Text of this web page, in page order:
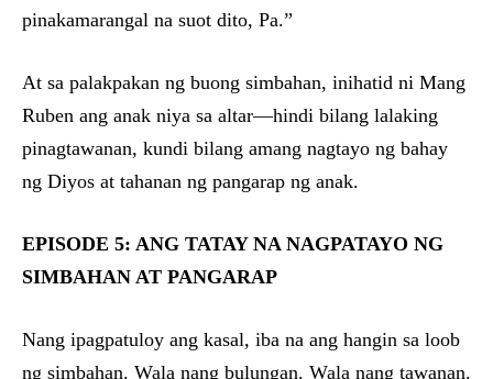
pinakamarangal na suot dito, Pa.”
At sa palakpakan ng buong simbahan, inihatid ni Mang
Ruben ang anak niya sa altar—hindi bilang lalaking
pinagtawanan, kundi bilang amang nagtayo ng bahay
ng Diyos at tahanan ng pangarap ng anak.
EPISODE 5: ANG TATAY NA NAGPATAYO NG
SIMBAHAN AT PANGARAP
Nang ipagpatuloy ang kasal, iba na ang hangin sa loob
ng simbahan. Wala nang bulungan. Wala nang tawanan.